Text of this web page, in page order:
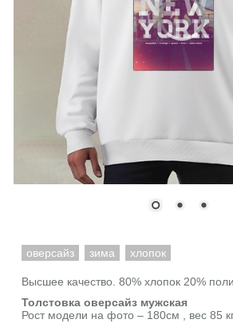
оверсайз зима хлопок
Высшее качество. 80% хлопок 20%
Толстовка оверсайз мужская
Рост модели на фото – 180см , вес 85